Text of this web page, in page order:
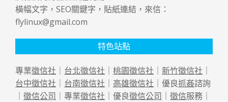
橫幅文字，SEO關鍵字，貼紙連結，來信：
flylinux@gmail.com
特色站點
專業徵信社 ｜ 台北徵信社 ｜ 桃園徵信社 ｜ 新竹徵信社 ｜
台中徵信社 ｜ 台南徵信社 ｜ 高雄徵信社 ｜優良抓姦諮詢
｜ 徵信公司 ｜專業徵信社 ｜優良徵信公司 ｜ 徵信服務｜